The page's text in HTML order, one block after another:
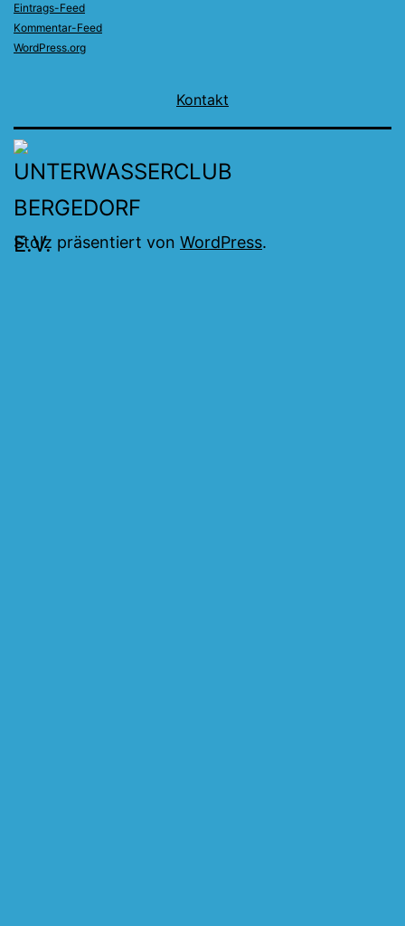
Eintrags-Feed
Kommentar-Feed
WordPress.org
Kontakt
Stolz präsentiert von WordPress.